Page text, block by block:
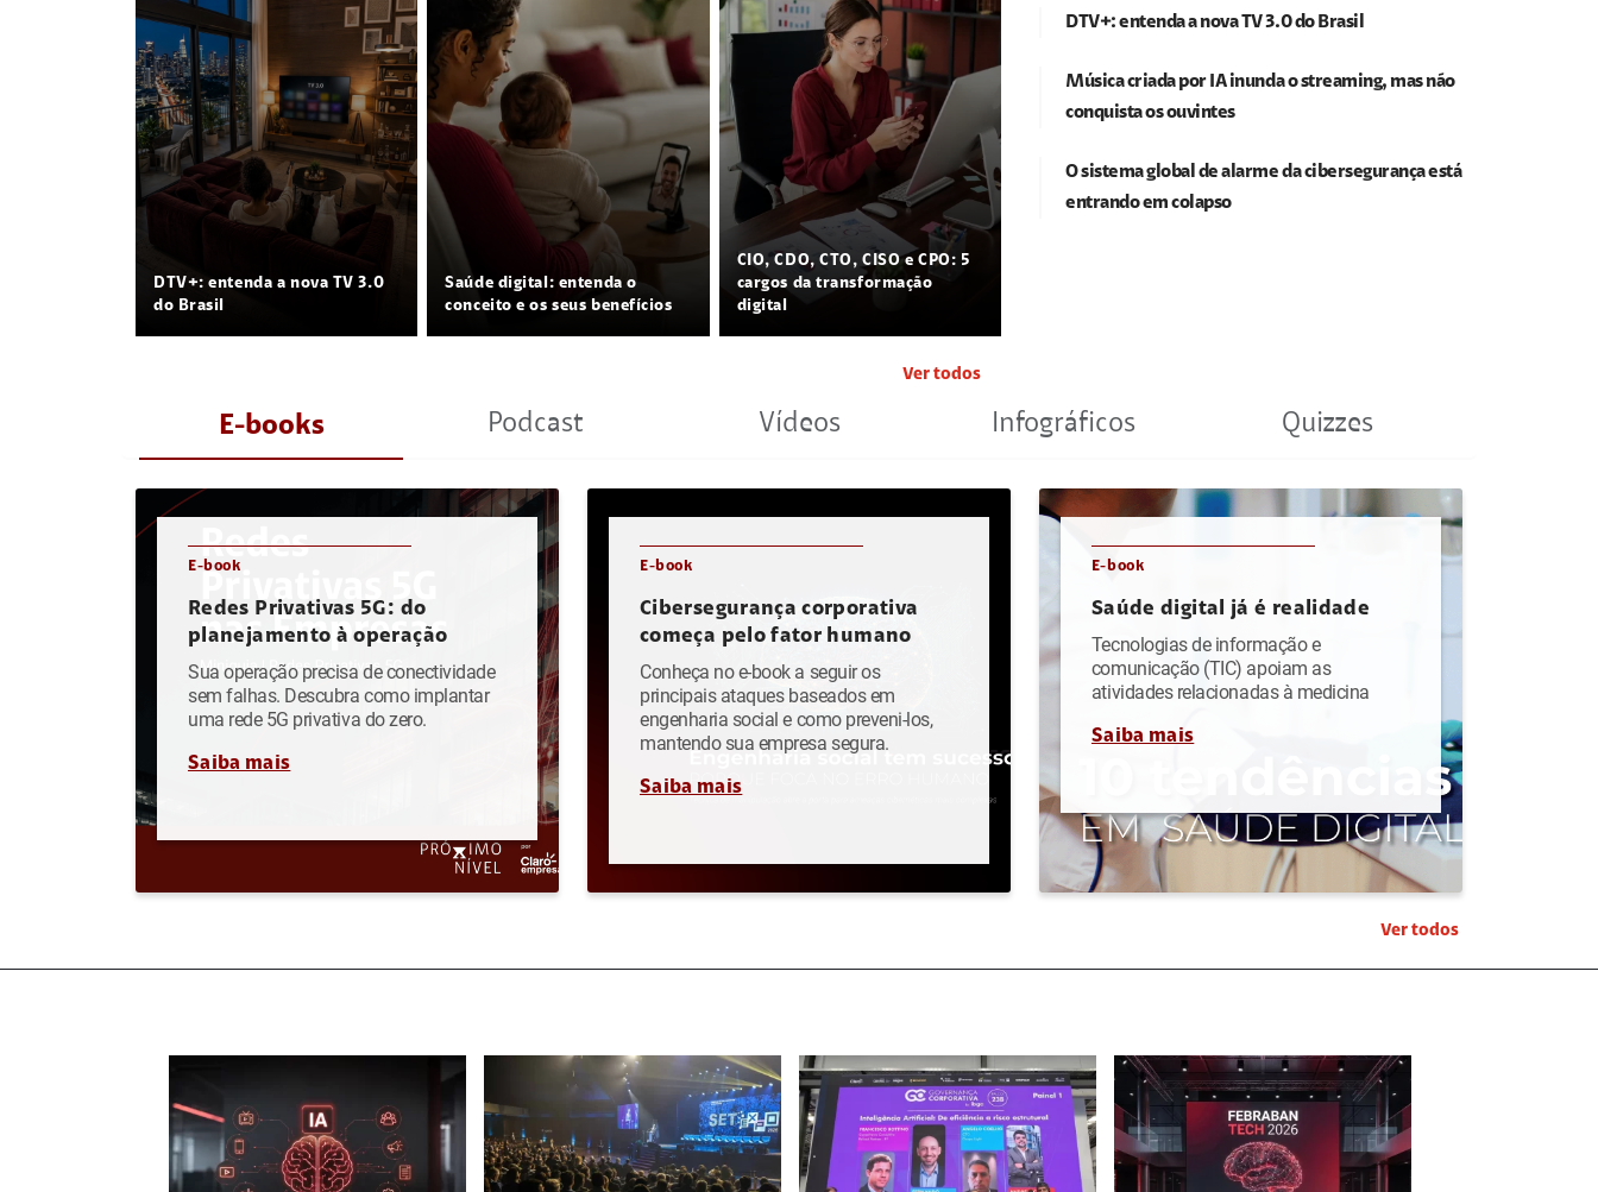
DTV+: entenda a nova TV 3.0
do Brasil
Saúde digital: entenda o
conceito e os seus benefícios
CIO, CDO, CTO, CISO e CPO: 5
cargos da transformação
digital
Ver todos
DTV+: entenda a nova TV 3.0 do Brasil
Música criada por IA inunda o streaming, mas não
conquista os ouvintes
O sistema global de alarme da cibersegurança está
entrando em colapso
E-books Podcast Vídeos Infográficos Quizzes
E-book
Redes Privativas 5G: do
planejamento à operação
Sua operação precisa de conectividade
sem falhas. Descubra como implantar
uma rede 5G privativa do zero.
Saiba mais
E-book
Cibersegurança corporativa
começa pelo fator humano
Conheça no e-book a seguir os
principais ataques baseados em
engenharia social e como preveni-los,
mantendo sua empresa segura.
Saiba mais
E-book
Saúde digital já é realidade
Tecnologias de informação e
comunicação (TIC) apoiam as
atividades relacionadas à medicina
Saiba mais
Ver todos